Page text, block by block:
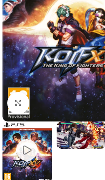
Agrandir